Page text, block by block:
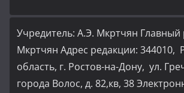
Учредитель: А.Э. Мкртчян Главный
Мкртчян Адрес редакции: 344010,
область, г. Ростов-на-Дону, ул.
города Волос, д. 82,кв, 38